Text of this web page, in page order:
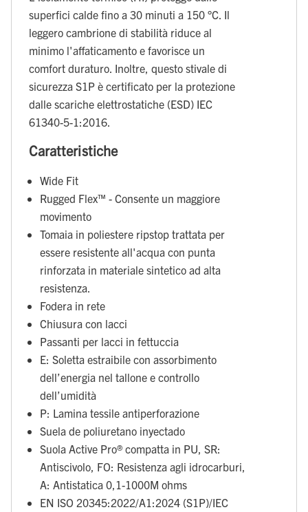
superfici calde fino a 30 minuti a 150 °C. Il
leggero cambrione di stabilità riduce al
minimo l'affaticamento e favorisce un
comfort duraturo. Inoltre, questo stivale di
sicurezza S1P è certificato per la protezione
dalle scariche elettrostatiche (ESD) IEC
61340-5-1:2016.
Caratteristiche
Wide Fit
Rugged Flex™ - Consente un maggiore
movimento
Tomaia in poliestere ripstop trattata per
essere resistente all'acqua con punta
rinforzata in materiale sintetico ad alta
resistenza.
Fodera in rete
Chiusura con lacci
Passanti per lacci in fettuccia
E: Soletta estraibile con assorbimento
dell’energia nel tallone e controllo
dell’umidità
P: Lamina tessile antiperforazione
Suela de poliuretano inyectado
Suola Active Pro® compatta in PU, SR:
Antiscivolo, FO: Resistenza agli idrocarburi,
A: Antistatica 0,1-1000M ohms
EN ISO 20345:2022/A1:2024 (S1P)/IEC